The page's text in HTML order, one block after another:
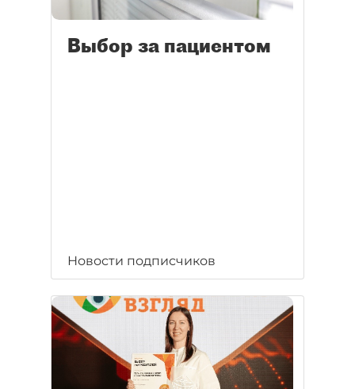
Выбор за пациентом
Новости подписчиков